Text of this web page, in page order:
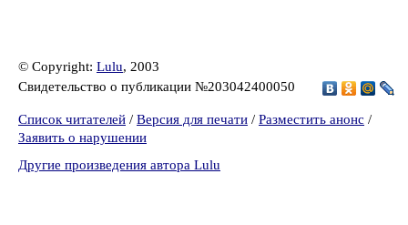
© Copyright: Lulu, 2003
Свидетельство о публикации №203042400050
Список читателей / Версия для печати / Разместить анонс /
Заявить о нарушении
Другие произведения автора Lulu